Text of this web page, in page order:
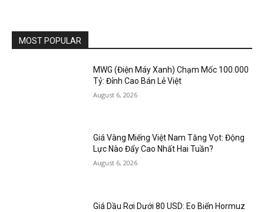
MOST POPULAR
MWG (Điện Máy Xanh) Chạm Mốc 100.000
Tỷ: Đỉnh Cao Bán Lẻ Việt
August 6, 2026
Giá Vàng Miếng Việt Nam Tăng Vọt: Động
Lực Nào Đẩy Cao Nhất Hai Tuần?
August 6, 2026
Giá Dầu Rơi Dưới 80 USD: Eo Biển Hormuz